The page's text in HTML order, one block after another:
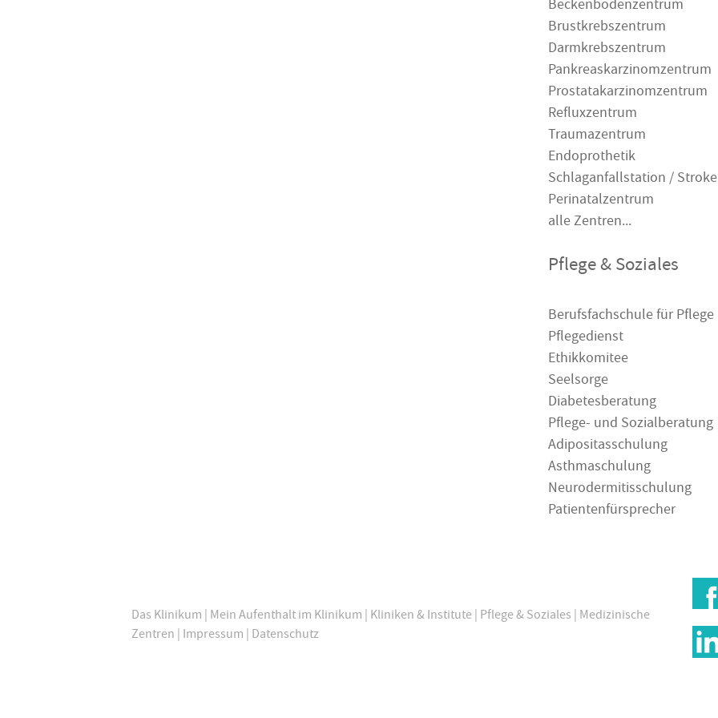
Beckenbodenzentrum
Brustkrebszentrum
Darmkrebszentrum
Pankreaskarzinomzentrum
Prostatakarzinomzentrum
Refluxzentrum
Traumazentrum
Endoprothetik
Schlaganfallstation /
Perinatalzentrum
alle Zentren...
Pflege & Soziales
Berufsfachschule für Pflege
Pflegedienst
Ethikkomitee
Seelsorge
Diabetesberatung
Pflege- und Sozialberatung
Adipositasschulung
Asthmaschulung
Neurodermitisschulung
Patientenfürsprecher
Das Klinikum Mein Aufenthalt im Klinikum Kliniken & Institute Pflege & Soziales Medizinische
Zentren Impressum Datenschutz